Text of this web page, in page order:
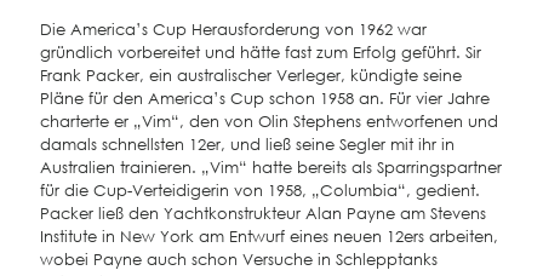
Die America’s Cup Herausforderung von 1962 war
gründlich vorbereitet und hätte fast zum Erfolg geführt. Sir
Frank Packer, ein australischer Verleger, kündigte seine
Pläne für den America’s Cup schon 1958 an. Für vier Jahre
charterte er „Vim“, den von Olin Stephens entworfenen und
damals schnellsten 12er, und ließ seine Segler mit ihr in
Australien trainieren. „Vim“ hatte bereits als Sparringspartner
für die Cup-Verteidigerin von 1958, „Columbia“, gedient.
Packer ließ den Yachtkonstrukteur Alan Payne am Stevens
Institute in New York am Entwurf eines neuen 12ers arbeiten,
wobei Payne auch schon Versuche in Schlepptanks